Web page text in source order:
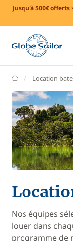
Jusqu'à 500€ offerts
GlobeSailor
Location
Nos équipes
louer dans
programme de